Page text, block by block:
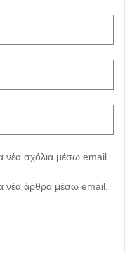
νέα σχόλια μέσω email.
νέα άρθρα μέσω email.